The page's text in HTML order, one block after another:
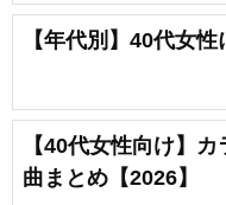
【年代別】40代女
【40代女性向け】
曲まとめ【2026】